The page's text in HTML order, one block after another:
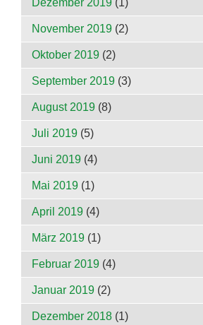
Dezember 2019 (1)
November 2019 (2)
Oktober 2019 (2)
September 2019 (3)
August 2019 (8)
Juli 2019 (5)
Juni 2019 (4)
Mai 2019 (1)
April 2019 (4)
März 2019 (1)
Februar 2019 (4)
Januar 2019 (2)
Dezember 2018 (1)